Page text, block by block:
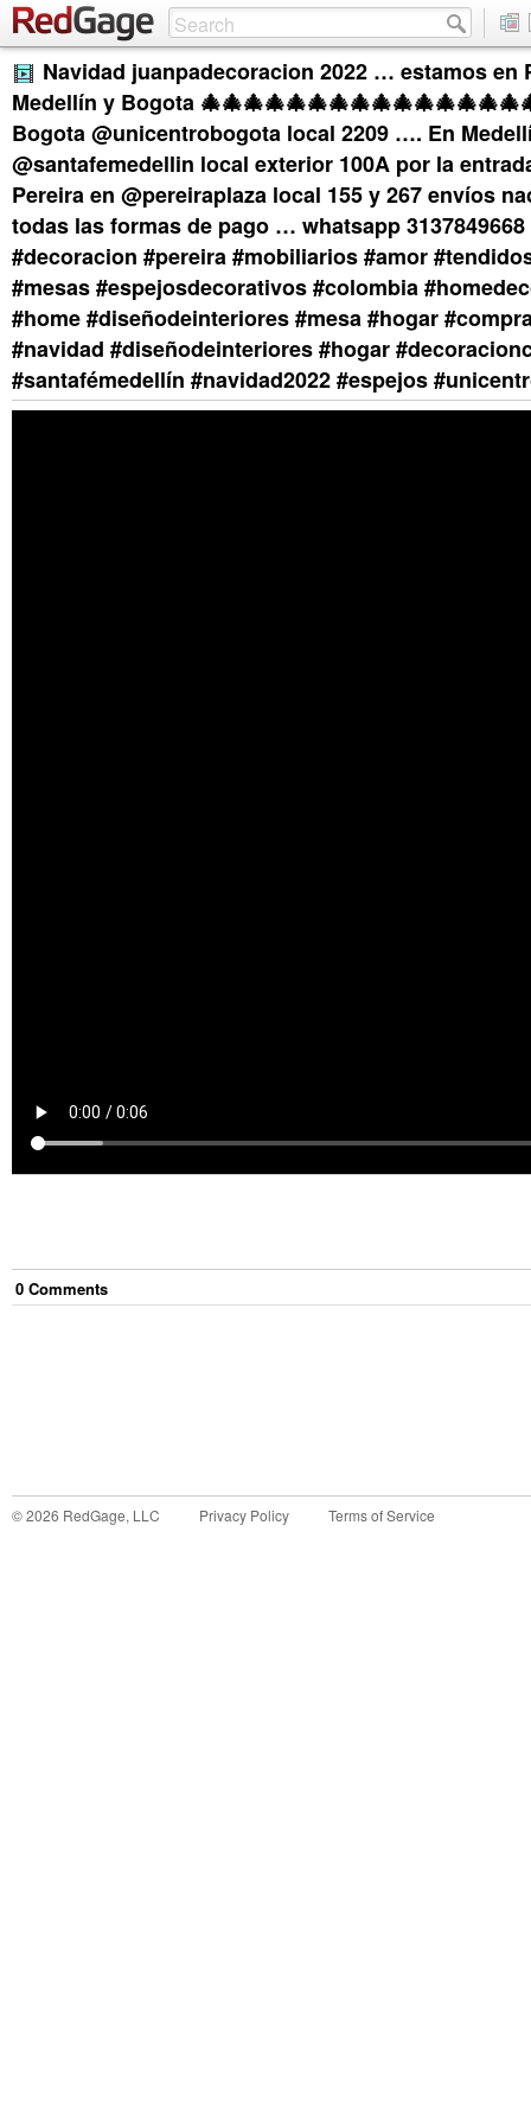
Navidad juanpadecoracion 2022 … estamos en
Medellín y Bogota
Bogota @unicentrobogota local 2209 …. En
@santafemedellin local exterior 100A por la
Pereira en @pereiraplaza local 155 y 267 envíos
todas las formas de pago … whatsapp
#decoracion #pereira #mobiliarios #amor
#mesas #espejosdecorativos #colombia
#home #diseñodeinteriores #mesa #hogar
#navidad #diseñodeinteriores #hogar
#santafémedellín #navidad2022 #espejos
0 Comments
©2026 RedGage, LLC Privacy Policy Terms of Service